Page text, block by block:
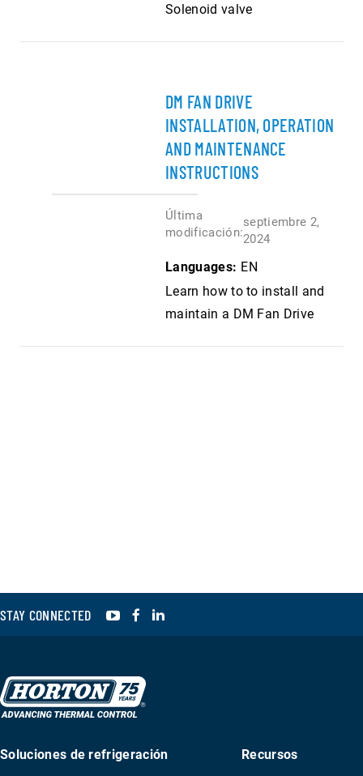
Solenoid valve
DM FAN DRIVE
INSTALLATION, OPERATION
AND MAINTENANCE
INSTRUCTIONS
Última
modificación:
septiembre 2,
2024
Languages: EN
Learn how to to install and
maintain a DM Fan Drive
STAY CONNECTED YouTubeFacebook
Soluciones de refrigeración Recursos